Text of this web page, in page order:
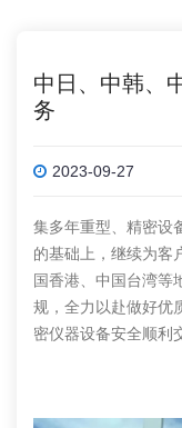
中日、中韩、
务
2023-09-27
集多年重型、精密设
的基础上，继续为客
国香港、中国台湾等
规，全力以赴做好优
密仪器设备安全顺利